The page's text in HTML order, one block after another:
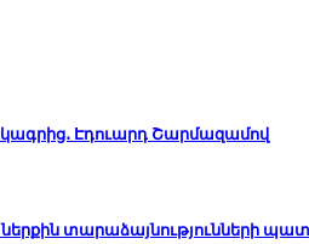
Էդուարդ Շարմազամով
տարաձայնությունների